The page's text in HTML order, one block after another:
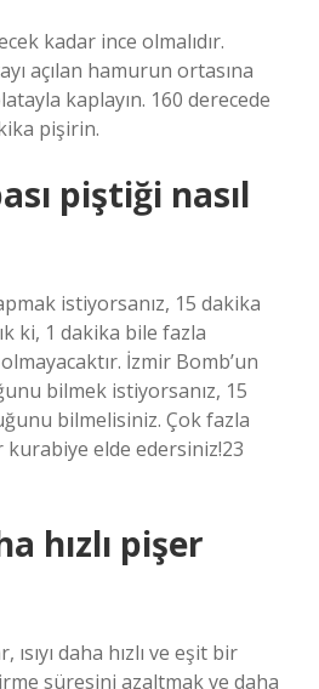
kadar ince olmalıdır.
açılan hamurun ortasına
kaplayın. 160 derecede
pişirin.
piştiği nasıl
istiyorsanız, 15 dakika
ki, 1 dakika bile fazla
İzmir Bomb’un
bilmek istiyorsanız, 15
bilmelisiniz. Çok fazla
elde edersiniz!23
hızlı pişer
daha hızlı ve eşit bir
süresini azaltmak ve daha